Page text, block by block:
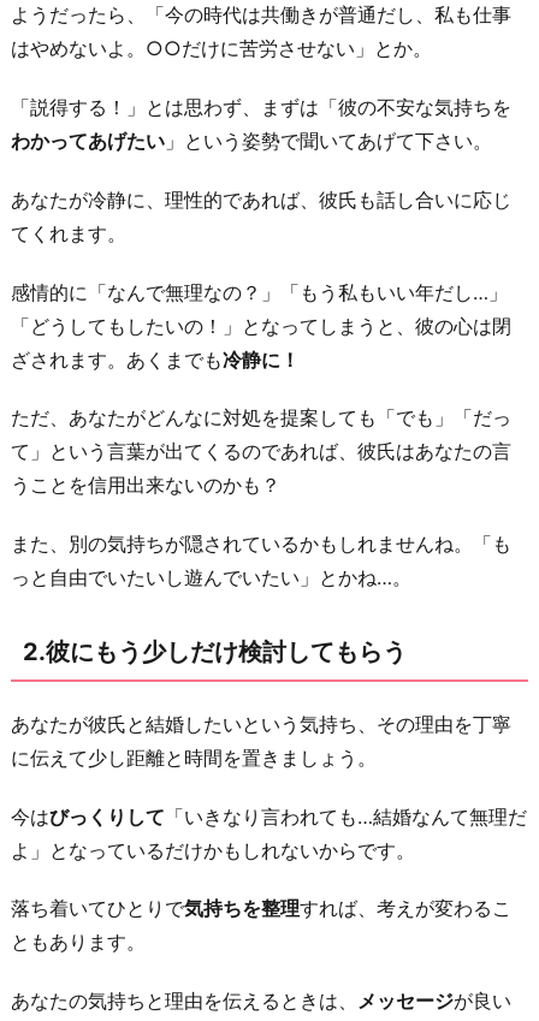
3.
彼
付
き
合
い
つ
婚
活
る
4.
事
婚
案
て
み
5.
婚
に
だ
ようだったら、「今の時代は共働きが普通だし、私も仕事
はやめないよ。○○だけに苦労させない」とか。
「説得する！」とは思わず、まずは「彼の不安な気持ちを
わかってあげたい 」という姿勢で聞いてあげて下さい。
あなたが冷静に、理性的であれば、彼氏も話し合いに応じ
てくれます。
感情的に「なんで無理なの？」「もう私もいい年だし…」
「どうしてもしたいの！」となってしまうと、彼の心は閉
ざされます。あくまでも冷静に！
ただ、あなたがどんなに対処を提案しても「でも」「だっ
て」という言葉が出てくるのであれば、彼氏はあなたの言
うことを信用出来ないのかも？
また、別の気持ちが隠されているかもしれませんね。「も
っと自由でいたいし遊んでいたい」とかね…。
2.彼にもう少しだけ検討してもらう
あなたが彼氏と結婚したいという気持ち、その理由を丁寧
に伝えて少し距離と時間を置きましょう。
今はびっくりして 「いきなり言われても…結婚なんて無理だ
よ」となっているだけかもしれないからです。
落ち着いてひとりで気持ちを整理すれば、考えが変わるこ
ともあります。
あなたの気持ちと理由を伝えるときは、 メッセージが良い